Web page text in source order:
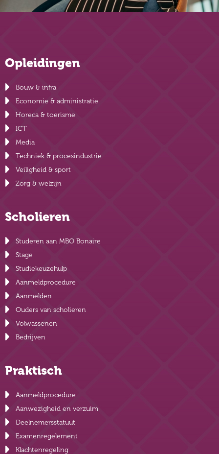
Opleidingen
Bouw & infra
Economie & administratie
Horeca & toerisme
ICT
Media
Techniek & procesindustrie
Veiligheid & sport
Zorg & welzijn
Scholieren
Studeren aan MBO Bonaire
Stage
Studiekeuzehulp
Aanmeldprocedure
Aanmelden
Ouders van scholieren
Volwassenen
Bedrijven
Praktisch
Aanmeldprocedure
Aanwezigheid en verzuim
Deelnemersstatuut
Examenregelement
Klachtenregeling